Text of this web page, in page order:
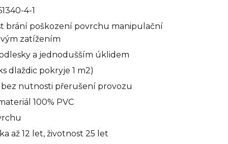
4-1
brání poškození povrchu manipulační
zatížením
a jednodušším úklidem
dlaždic pokryje 1 m2)
bez nutnosti přerušení provozu
100% PVC
až 12 let, životnost 25 let